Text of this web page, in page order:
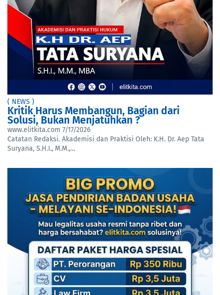
( NEWS )
Kritik Harus Membangun, Bagian dari
Solusi, Bukan Menjatuhkan ?
www.elitkita.com 7/17/2026
Catatan Redaksi. Akademisi dan Praktisi Oleh: K.H. Dr. Aep Tata
Suryana, S.H.I., M.M.,…